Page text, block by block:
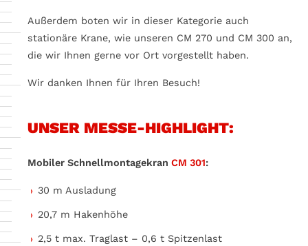
Außerdem boten wir in dieser Kategorie auch
stationäre Krane, wie unseren CM 270 und CM 300 an,
die wir Ihnen gerne vor Ort vorgestellt haben.
Wir danken Ihnen für Ihren Besuch!
UNSER MESSE-HIGHLIGHT:
Mobiler Schnellmontagekran CM 301:
30 m Ausladung
20,7 m Hakenhöhe
2,5 t max. Traglast – 0,6 t Spitzenlast